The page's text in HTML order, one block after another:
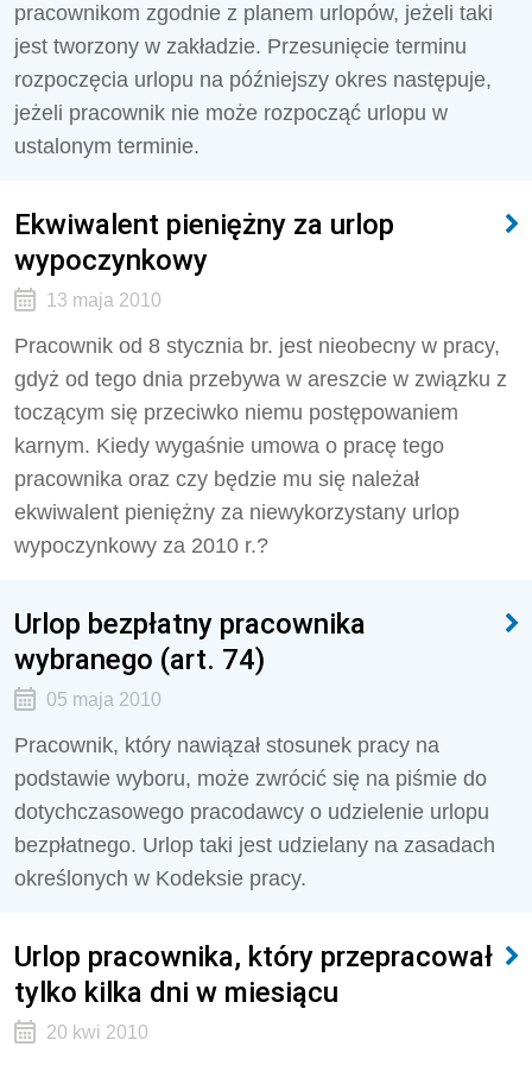
pracownikom zgodnie z planem urlopów, jeżeli taki
jest tworzony w zakładzie. Przesunięcie terminu
rozpoczęcia urlopu na późniejszy okres następuje,
jeżeli pracownik nie może rozpocząć urlopu w
ustalonym terminie.
Ekwiwalent pieniężny za urlop
wypoczynkowy
13 maja 2010
Pracownik od 8 stycznia br. jest nieobecny w pracy,
gdyż od tego dnia przebywa w areszcie w związku z
toczącym się przeciwko niemu postępowaniem
karnym. Kiedy wygaśnie umowa o pracę tego
pracownika oraz czy będzie mu się należał
ekwiwalent pieniężny za niewykorzystany urlop
wypoczynkowy za 2010 r.?
Urlop bezpłatny pracownika
wybranego (art. 74)
05 maja 2010
Pracownik, który nawiązał stosunek pracy na
podstawie wyboru, może zwrócić się na piśmie do
dotychczasowego pracodawcy o udzielenie urlopu
bezpłatnego. Urlop taki jest udzielany na zasadach
określonych w Kodeksie pracy.
Urlop pracownika, który przepracował
tylko kilka dni w miesiącu
20 kwi 2010